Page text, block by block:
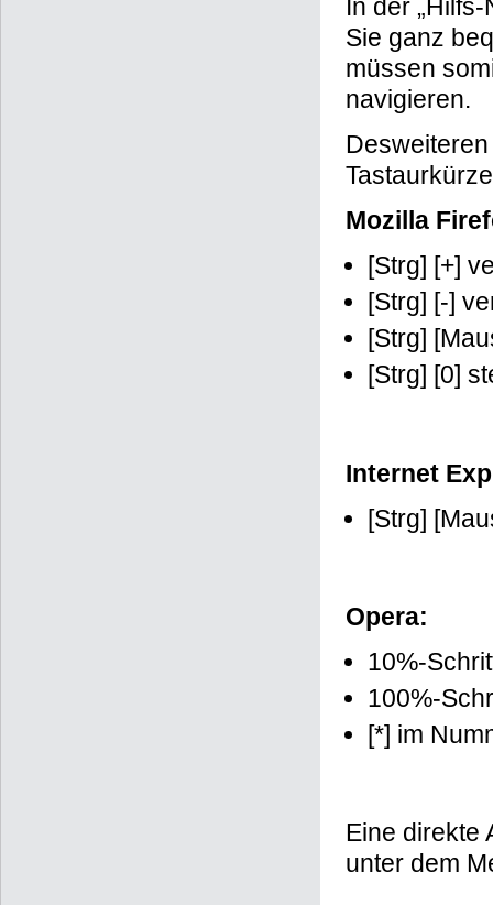
In der
Sie ganz
müssen
navigieren.
Mozilla
[Strg] [+]
[Strg] [-]
[Strg]
[Strg] [0]
Internet
[Strg]
Opera:
10%-
100%-
[*] im
Eine direkte
unter dem